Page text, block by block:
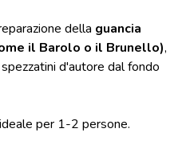
della guancia
il Barolo o il Brunello),
d'autore dal fondo
per 1-2 persone.